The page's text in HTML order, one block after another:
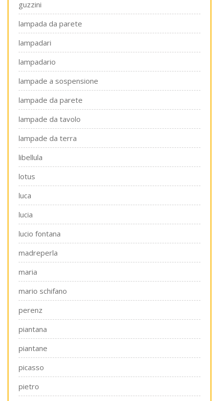
guzzini
lampada da parete
lampadari
lampadario
lampade a sospensione
lampade da parete
lampade da tavolo
lampade da terra
libellula
lotus
luca
lucia
lucio fontana
madreperla
maria
mario schifano
perenz
piantana
piantane
picasso
pietro